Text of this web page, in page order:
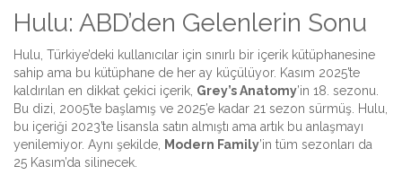
Hulu: ABD’den Gelenlerin Sonu
Hulu, Türkiye’deki kullanıcılar için sınırlı bir içerik kütüphanesine
sahip ama bu kütüphane de her ay küçülüyor. Kasım 2025’te
kaldırılan en dikkat çekici içerik, Grey’s Anatomy’in 18. sezonu.
Bu dizi, 2005’te başlamış ve 2025’e kadar 21 sezon sürmüş. Hulu,
bu içeriği 2023’te lisansla satın almıştı ama artık bu anlaşmayı
yenilemiyor. Aynı şekilde, Modern Family’in tüm sezonları da
25 Kasım’da silinecek.